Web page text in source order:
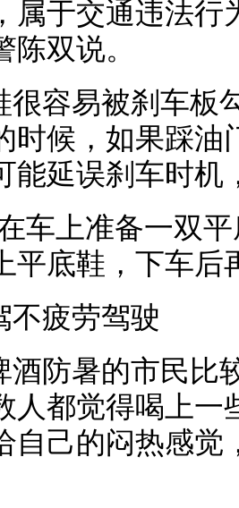
属于交通违法行
陈双说。
很容易被刹车板
时候，如果踩油
能延误刹车时机
车上准备一双
平底鞋，下车后
不疲劳驾驶
酒防暑的市民比
人都觉得喝上一
自己的闷热感觉